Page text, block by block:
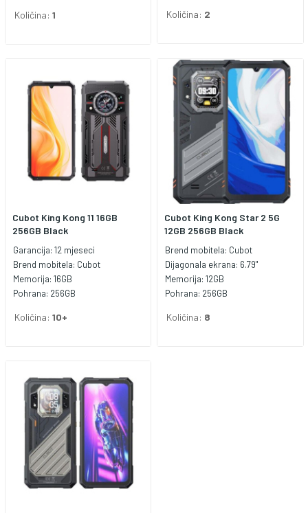
(inch) 6.7" Boja Crna Brend
Količina: 1 Količina: 2
Cubot King Kong 11 16GB
256GB Black
Garancija: 12 mjeseci
Brend mobitela: Cubot
Memorija: 16GB
Pohrana: 256GB
Količina: 10+
Cubot King Kong Star 2 5G
12GB 256GB Black
Brend mobitela: Cubot
Dijagonala ekrana: 6.79"
Memorija: 12GB
Pohrana: 256GB
Količina: 8